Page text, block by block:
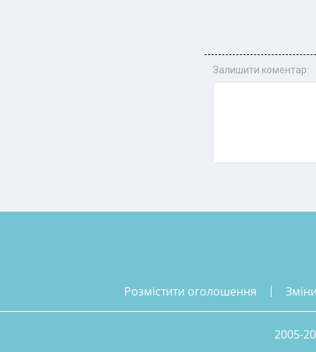
Залишити коментар:
розмістити оголошення
2005-